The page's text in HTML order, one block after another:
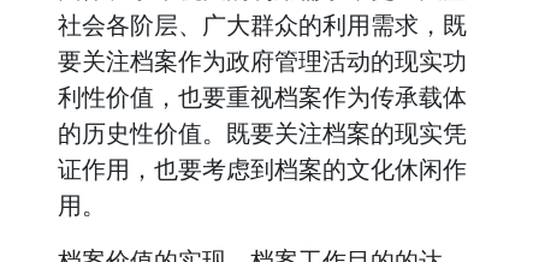
社会各阶层、广大群众的利用需求，既
要关注档案作为政府管理活动的现实功
利性价值，也要重视档案作为传承载体
的历史性价值。既要关注档案的现实凭
证作用，也要考虑到档案的文化休闲作
用。